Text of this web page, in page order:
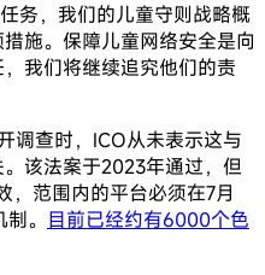
务，我们的儿童守则战略概
施。保障儿童网络安全是向
我们将继续追究他们的责
调查时，ICO从未表示这与
。该法案于2023年通过，但
，范围内的平台必须在7月
。 目前已经约有6000个色